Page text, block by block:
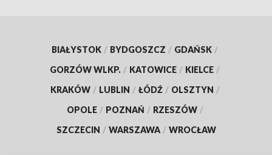
BIAŁYSTOK / BYDGOSZCZ / GDAŃSK /
GORZÓW WLKP. / KATOWICE / KIELCE /
KRAKÓW / LUBLIN / ŁÓDŹ / OLSZTYN /
OPOLE / POZNAŃ / RZESZÓW /
SZCZECIN / WARSZAWA / WROCŁAW